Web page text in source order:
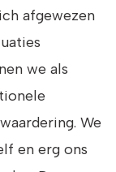
afgewezen
we als
We
en erg ons